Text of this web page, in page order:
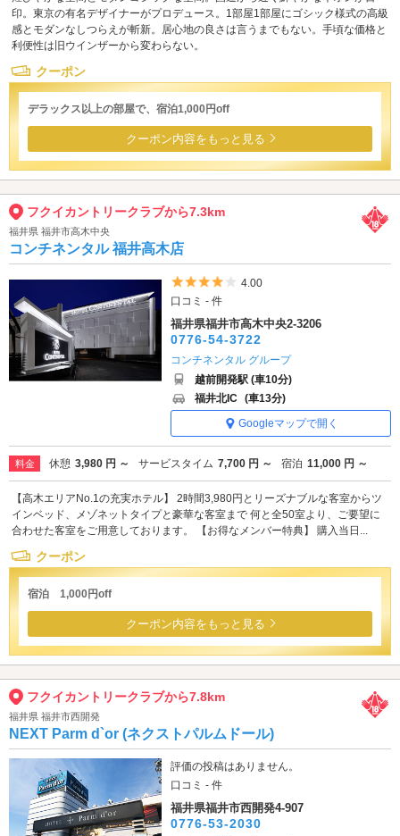
印。東京の有名デザイナーがプロデュース。1部屋1部屋にゴシック様式の高級
感とモダンなしつらえが斬新。居心地の良さは言うまでもない。手頃な価格と
利便性は旧ウインザーから変わらない。
クーポン
デラックス以上の部屋で、宿泊1,000円off
クーポン内容をもっと見る
フクイカントリークラブから7.3km
福井県 福井市高木中央
コンチネンタル 福井高木店
5つ星のうち4
4.00
口コミ - 件
福井県福井市高木中央2-3206
0776-54-3722
コンチネンタル グループ
越前開発駅 (車10分)
福井北IC (車13分)
Googleマップで開く
料金 休憩 3,980 円 ～ サービスタイム 7,700 円 ～ 宿泊 11,000 円 ～
【高木エリアNo.1の充実ホテル】 2時間3,980円とリーズナブルな客室からツ
インベッド、メゾネットタイプと豪華な客室まで 何と全50室より、ご要望に
合わせた客室をご用意しております。 【お得なメンバー特典】 購入当日...
クーポン
宿泊 1,000円off
クーポン内容をもっと見る
フクイカントリークラブから7.8km
福井県 福井市西開発
NEXT Parm d`or (ネクストパルムドール)
評価の投稿はありません。
口コミ - 件
福井県福井市西開発4-907
0776-53-2030